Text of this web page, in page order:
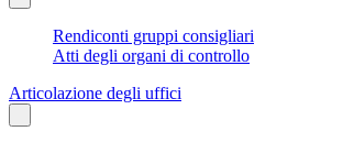
Rendiconti gruppi consigliari
Atti degli organi di controllo
Articolazione degli uffici